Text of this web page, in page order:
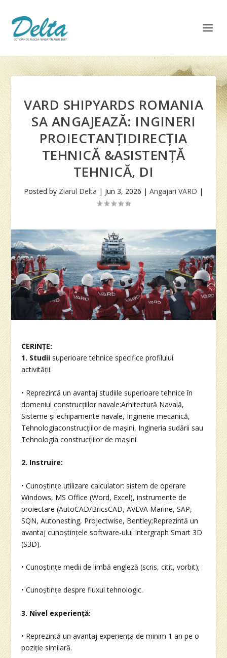
VARD SHIPYARDS ROMANIA
SA ANGAJEAZĂ: INGINERI
PROIECTANȚIDIRECȚIA
TEHNICĂ &ASISTENȚĂ
TEHNICĂ, DI
Posted by Ziarul Delta | Jun 3, 2026 | Angajari VARD |
CERINȚE:
1. Studii superioare tehnice specifice profilului
activității.
• Reprezintă un avantaj studiile superioare tehnice în
domeniul construcțiilor navale:Arhitectură Navală,
Sisteme și echipamente navale, Inginerie mecanică,
Tehnologiaconstrucțiilor de mașini, Ingineria sudării sau
Tehnologia construcțiilor de mașini.
2. Instruire:
• Cunoștințe utilizare calculator: sistem de operare
Windows, MS Office (Word, Excel), instrumente de
proiectare (AutoCAD/BricsCAD, AVEVA Marine, SAP,
SQN, Autonesting, Projectwise, Bentley;Reprezintă un
avantaj cunoștințele software-ului Intergraph Smart 3D
(S3D).
• Cunoștințe medii de limbă engleză (scris, citit, vorbit);
• Cunoștințe despre fluxul tehnologic.
3. Nivel experiență:
• Reprezintă un avantaj experiența de minim 1 an pe o
poziție similară.